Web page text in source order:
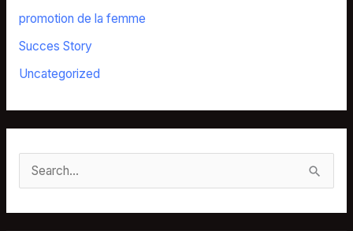
promotion de la femme
Succes Story
Uncategorized